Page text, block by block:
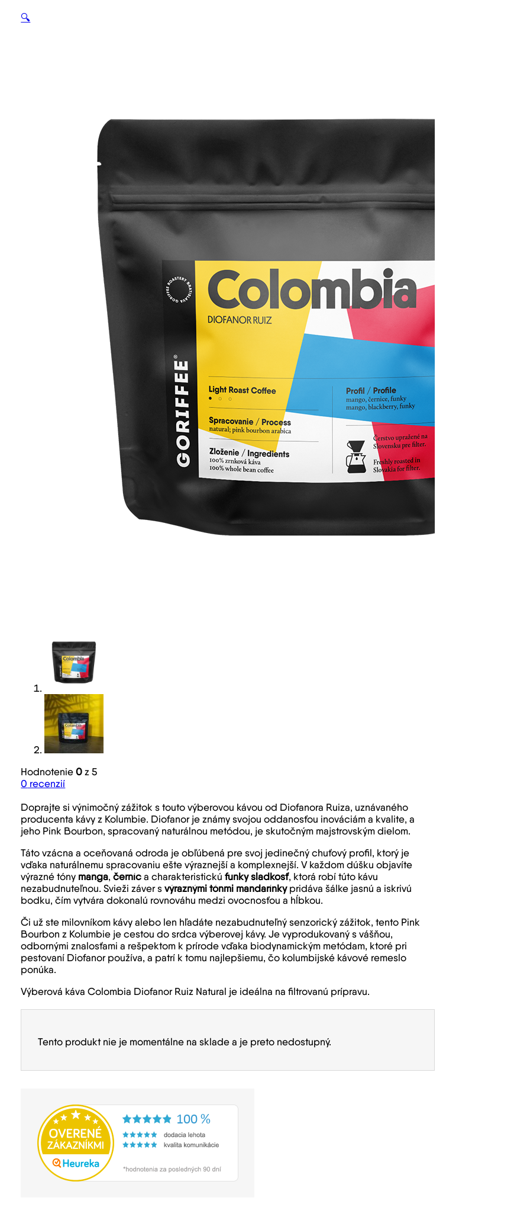
🔍
Hodnotenie0 z 5
0 recenzií
Doprajte si výnimočný zážitok s touto výberovou kávou od Diofanora Ruiza, uznávaného
producenta kávy z Kolumbie. Diofanor je známy svojou oddanosťou inováciám a kvalite, a
jeho Pink Bourbon, spracovaný naturálnou metódou, je skutočným majstrovským dielom.
Táto vzácna a oceňovaná odroda je obľúbená pre svoj jedinečný chuťový profil, ktorý je
vďaka naturálnemu spracovaniu ešte výraznejší a komplexnejší. V každom dúšku objavíte
výrazné tóny manga,černíc a charakteristickúfunky sladkosť, ktorá robí túto kávu
nezabudnuteľnou. Svieži záver svýraznými tónmi mandarínkypridáva šálke jasnú a iskrivú
bodku, čím vytvára dokonalú rovnováhu medzi ovocnosťou a hĺbkou.
Či už ste milovníkom kávy alebo len hľadáte nezabudnuteľný senzorický zážitok, tento Pink
Bourbon z Kolumbie je cestou do srdca výberovej kávy. Je vyprodukovaný s vášňou,
odbornými znalosťami a rešpektom k prírode vďaka biodynamickým metódam, ktoré pri
pestovaní Diofanor používa, a patrí k tomu najlepšiemu, čo kolumbijské kávové remeslo
ponúka.
Výberová káva Colombia Diofanor Ruiz Natural je ideálna na filtrovanú prípravu.
Tento produkt nie je momentálne na sklade a je preto nedostupný.